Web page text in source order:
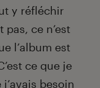
y réfléchir
pas, ce n’est
l’album est
ce que je
besoin